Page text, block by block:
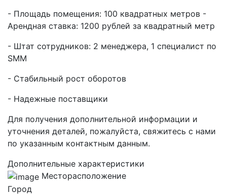
- Площадь помещения: 100 квадратных метров -
Арендная ставка: 1200 рублей за квадратный метр
- Штат сотрудников: 2 менеджера, 1 специалист по
SMM
- Стабильный рост оборотов
- Надежные поставщики
Для получения дополнительной информации и
уточнения деталей, пожалуйста, свяжитесь с нами
по указанным контактным данным.
Дополнительные характеристики
Месторасположение
Город